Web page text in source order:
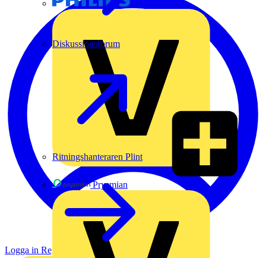
Prysmian
Diskussionsforum
Ritningshanteraren Plint
Logga in Registrera dig